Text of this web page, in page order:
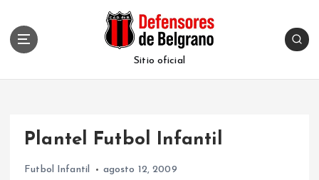
Sitio oficial
Plantel Futbol Infantil
Futbol Infantil agosto 12, 2009